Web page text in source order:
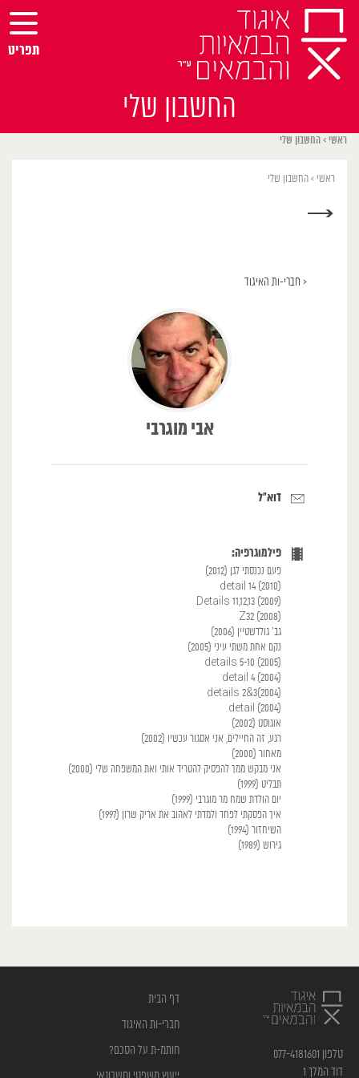
Skip
content
החשבון שלי
תפריט
ראשי > החשבון שלי
ראשי > החשבון שלי
→
< חברי-ות האיגוד
אבי מוגרבי
דוא"ל
פילמוגרפיה:
פעם נכנסתי לגן (2012)
(2010) detail 14
(2009) Details 11,12,13
(2008) Z32
גב' גולדשטיין (2006)
נקם אחת משתי עיני (2005)
(2005) details 5-10
(2004) detail 4
(2004)details 2&3
(2004) detail
אוגוסט (2002)
רגע, זה החיילים, אני אסגור עכשיו (2002)
מאחור (2000)
אני מבקש ממך להפסיק להטריד אותי ואת המשפחה שלי (2000)
תבליט (1999)
יום הולדת שמח מר מוגרבי (1999)
איך הפסקתי לפחד ולמדתי לאהוב את אריק שרון (1997)
השיחזור (1994)
גירוש (1989)
טלפון 077-4181601
דוד המלך 1
דף הבית
חברי-ות האיגוד
חותמ-ת על הסכם?